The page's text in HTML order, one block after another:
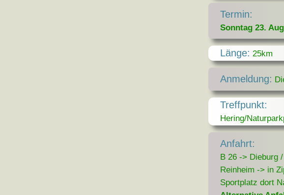
Termin:
Sonntag 23.
Länge: 25km
Anmeldung:
Treffpunkt:
Hering/
Anfahrt:
B 26 -> Dieburg
Reinheim -> in
Sportplatz dort